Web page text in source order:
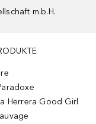
m.b.H.
Herrera Good Girl